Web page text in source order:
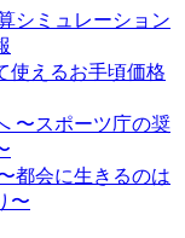
シミュレーション
使えるお手頃価格
〜スポーツ庁の奨
都会に生きるのは
〜